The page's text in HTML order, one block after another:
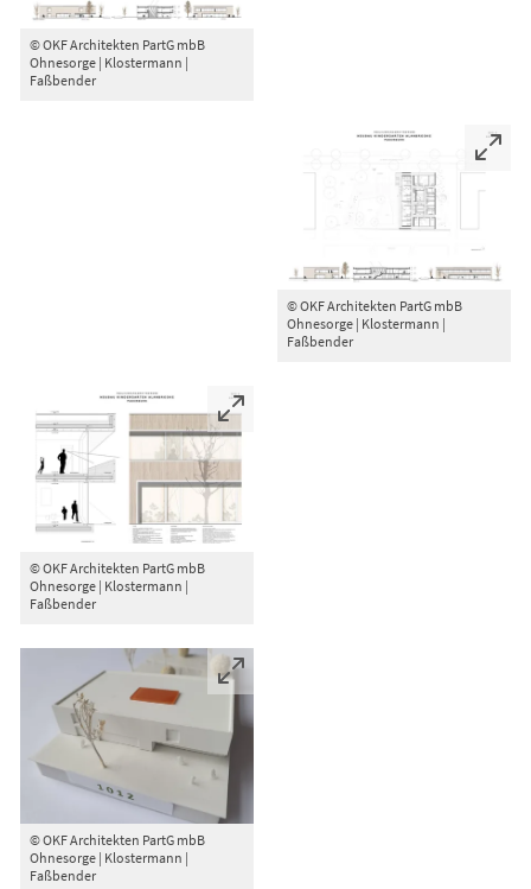
© OKF Architekten PartG mbB
Ohnesorge | Klostermann |
Faßbender
© OKF Architekten PartG mbB
Ohnesorge | Klostermann |
Faßbender
© OKF Architekten PartG mbB
Ohnesorge | Klostermann |
Faßbender
© OKF Architekten PartG mbB
Ohnesorge | Klostermann |
Faßbender